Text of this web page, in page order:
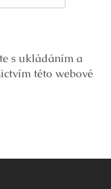
s ukládáním a
této webové